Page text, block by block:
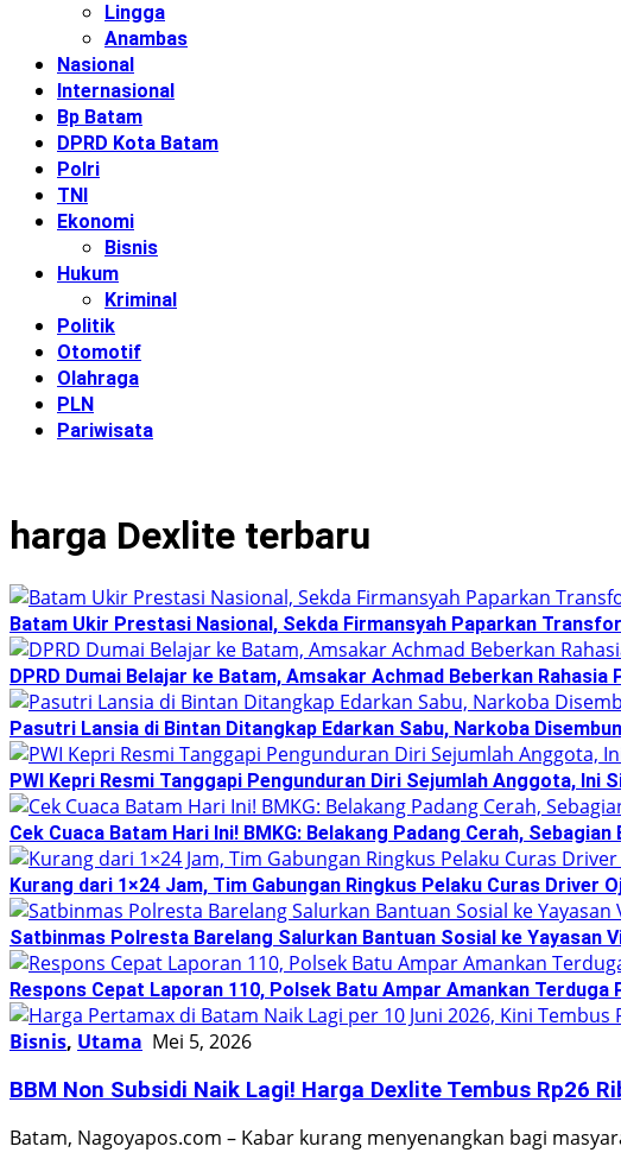
Lingga
Anambas
Nasional
Internasional
Bp Batam
DPRD Kota Batam
Polri
TNI
Ekonomi
Bisnis
Hukum
Kriminal
Politik
Otomotif
Olahraga
PLN
Pariwisata
harga Dexlite terbaru
Batam Ukir Prestasi Nasional, Sekda Firmansyah Paparkan
DPRD Dumai Belajar ke Batam, Amsakar Achmad Beberkan
Pasutri Lansia di Bintan Ditangkap Edarkan Sabu, Narkoba
PWI Kepri Resmi Tanggapi Pengunduran Diri Sejumlah Anggota, Ini
Cek Cuaca Batam Hari Ini! BMKG: Belakang Padang Cerah,
Kurang dari 1×24 Jam, Tim Gabungan Ringkus Pelaku Curas Driver
Satbinmas Polresta Barelang Salurkan Bantuan Sosial ke Yayasan
Respons Cepat Laporan 110, Polsek Batu Ampar Amankan Terduga
Bisnis, Utama Mei 5, 2026
BBM Non Subsidi Naik Lagi! Harga Dexlite Tembus Rp26
Batam, Nagoyapos.com – Kabar kurang menyenangkan bagi